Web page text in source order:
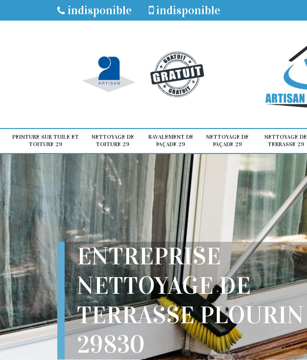
indisponible indisponible
PEINTURE SUR TUILE ET
TOITURE 29
NETTOYAGE DE
TOITURE 29
RAVALEMENT DE
FAÇADE 29
NETTOYAGE DE
FAÇADE 29
NETTOYAGE DE
TERRASSE 29
ENTREPRISE
NETTOYAGE DE
TERRASSE PLOURIN
29830